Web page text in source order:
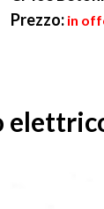
Prezzo: in